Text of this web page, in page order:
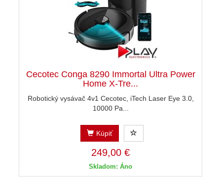
Cecotec Conga 8290 Immortal Ultra Power
Home X-Tre...
Robotický vysávač 4v1 Cecotec, iTech Laser Eye 3.0,
10000 Pa...
Kúpiť
249,00 €
Skladom: Áno